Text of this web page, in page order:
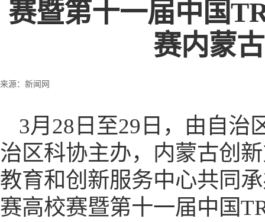
赛暨第十一届中国
赛内蒙
来源：新闻网
3月28日至29日，由自治
治区科协主办，内蒙古创
教育和创新服务中心共同
赛高校赛暨第十一届中国